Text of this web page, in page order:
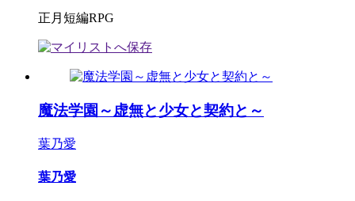
正月短編RPG
魔法学園～虚無と少女と契約と～
葉乃愛
葉乃愛